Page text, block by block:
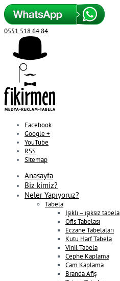
0551 518 64 84
Facebook
Google +
YouTube
RSS
Sitemap
Anasayfa
Biz kimiz?
Neler Yapıyoruz?
Tabela
Işıklı – ışıksız tabela
Ofis Tabelası
Eczane Tabelaları
Kutu Harf Tabela
Vinil Tabela
Cephe Kaplama
Cam Kaplama
Branda Afiş